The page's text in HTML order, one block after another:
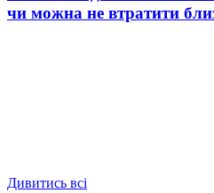
чи можна не втратити
Дивитись всі